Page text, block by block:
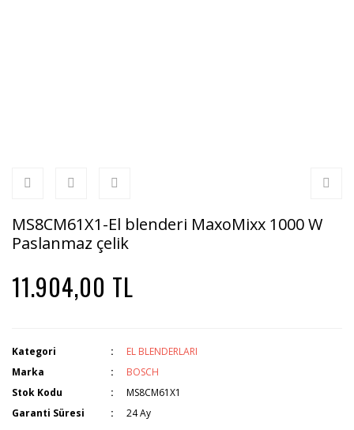
MS8CM61X1-El blenderi MaxoMixx 1000 W
Paslanmaz çelik
11.904,00 TL
Kategori
EL BLENDERLARI
Marka
BOSCH
Stok Kodu
MS8CM61X1
Garanti Süresi
24 Ay